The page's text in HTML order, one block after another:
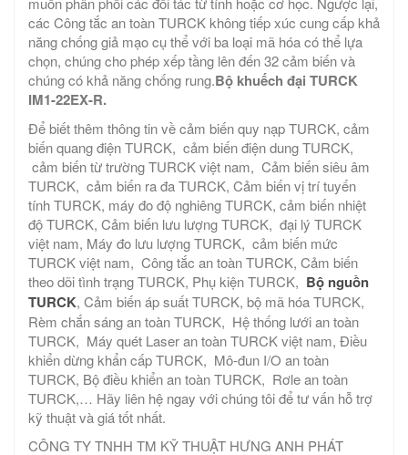
các Công tắc an toàn TURCK không tiếp xúc cung cấp khả
năng chống giả mạo cụ thể với ba loại mã hóa có thể lựa
chọn, chúng cho phép xếp tầng lên đến 32 cảm biến và
chúng có khả năng chống rung.Bộ khuếch đại TURCK
IM1-22EX-R.
Để biết thêm thông tin về cảm biến quy nạp TURCK, cảm
biến quang điện TURCK, cảm biến điện dung TURCK,
cảm biến từ trường TURCK việt nam, Cảm biến siêu âm
TURCK, cảm biến ra đa TURCK, Cảm biến vị trí tuyến
tính TURCK, máy đo độ nghiêng TURCK, cảm biến nhiệt
độ TURCK, Cảm biến lưu lượng TURCK, đại lý TURCK
việt nam, Máy đo lưu lượng TURCK, cảm biến mức
TURCK việt nam, Công tắc an toàn TURCK, Cảm biến
theo dõi tình trạng TURCK, Phụ kiện TURCK, Bộ nguồn
TURCK, Cảm biến áp suất TURCK, bộ mã hóa TURCK,
Rèm chắn sáng an toàn TURCK, Hệ thống lưới an toàn
TURCK, Máy quét Laser an toàn TURCK việt nam, Điều
khiển dừng khẩn cấp TURCK, Mô-đun I/O an toàn
TURCK, Bộ điều khiển an toàn TURCK, Rơle an toàn
TURCK,… Hãy liên hệ ngay với chúng tôi để tư vấn hỗ trợ
kỹ thuật và giá tốt nhất.
CÔNG TY TNHH TM KỸ THUẬT HƯNG ANH PHÁT